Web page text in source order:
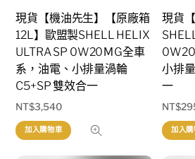
現貨【機油先生】【原廠箱
12L】歐盟製SHELL HELIX
ULTRA SP 0W20ＭG全車
系，油電、小排量渦輪
C5+SP 雙效合一
NT$3,540
加入購物車
現貨
0W20
小排
一
NT$
加入